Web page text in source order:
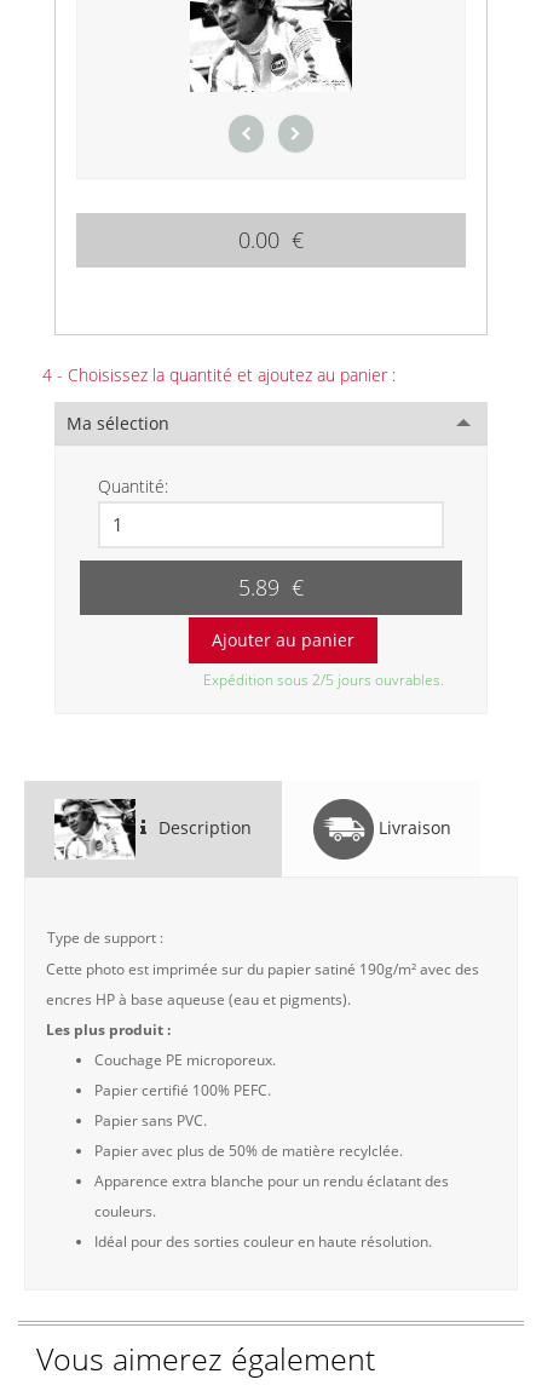
0.00 €
4 - Choisissez la quantité et ajoutez au panier :
Ma sélection
Quantité:
5.89 €
Expédition sous 2/5 jours ouvrables.
Description Livraison
Type de support :
Cette photo est imprimée sur du papier satiné 190g/m² avec des
encres HP à base aqueuse (eau et pigments).
Les plus produit :
Couchage PE microporeux.
Papier certifié 100% PEFC.
Papier sans PVC.
Papier avec plus de 50% de matière recylclée.
Apparence extra blanche pour un rendu éclatant des
couleurs.
Idéal pour des sorties couleur en haute résolution.
Vous aimerez également